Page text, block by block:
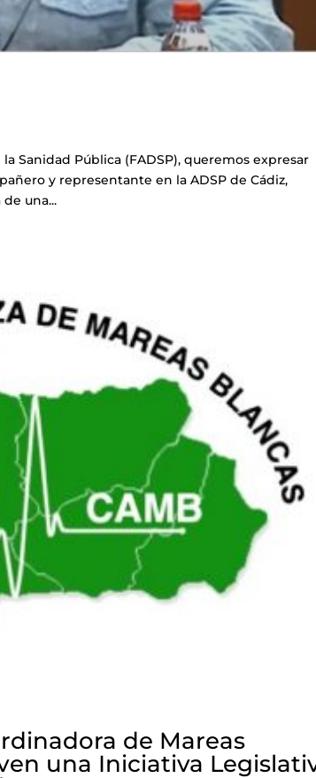
Sanidad Pública (FADSP), queremos expresar
y representante en la ADSP de Cádiz,
una...
de Mareas
una Iniciativa